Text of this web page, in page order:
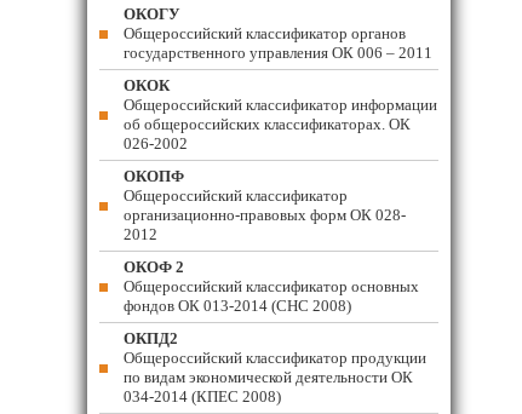
ОКОГУ
Общероссийский классификатор органов
государственного управления ОК 006 – 2011
ОКОК
Общероссийский классификатор информации
об общероссийских классификаторах. ОК
026-2002
ОКОПФ
Общероссийский классификатор
организационно-правовых форм ОК 028-
2012
ОКОФ 2
Общероссийский классификатор основных
фондов ОК 013-2014 (СНС 2008)
ОКПД2
Общероссийский классификатор продукции
по видам экономической деятельности ОК
034-2014 (КПЕС 2008)